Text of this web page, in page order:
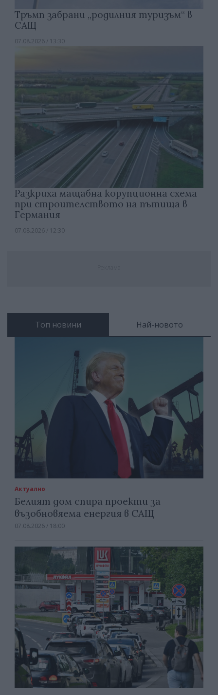
Тръмп забрани „родилния туризъм“ в
САЩ
07.08.2026 / 13:30
Разкриха мащабна корупционна схема
при строителството на пътища в
Германия
07.08.2026 / 12:30
Топ новини Най-новото
Актуално
Белият дом спира проекти за
възобновяема енергия в САЩ
07.08.2026 / 18:00